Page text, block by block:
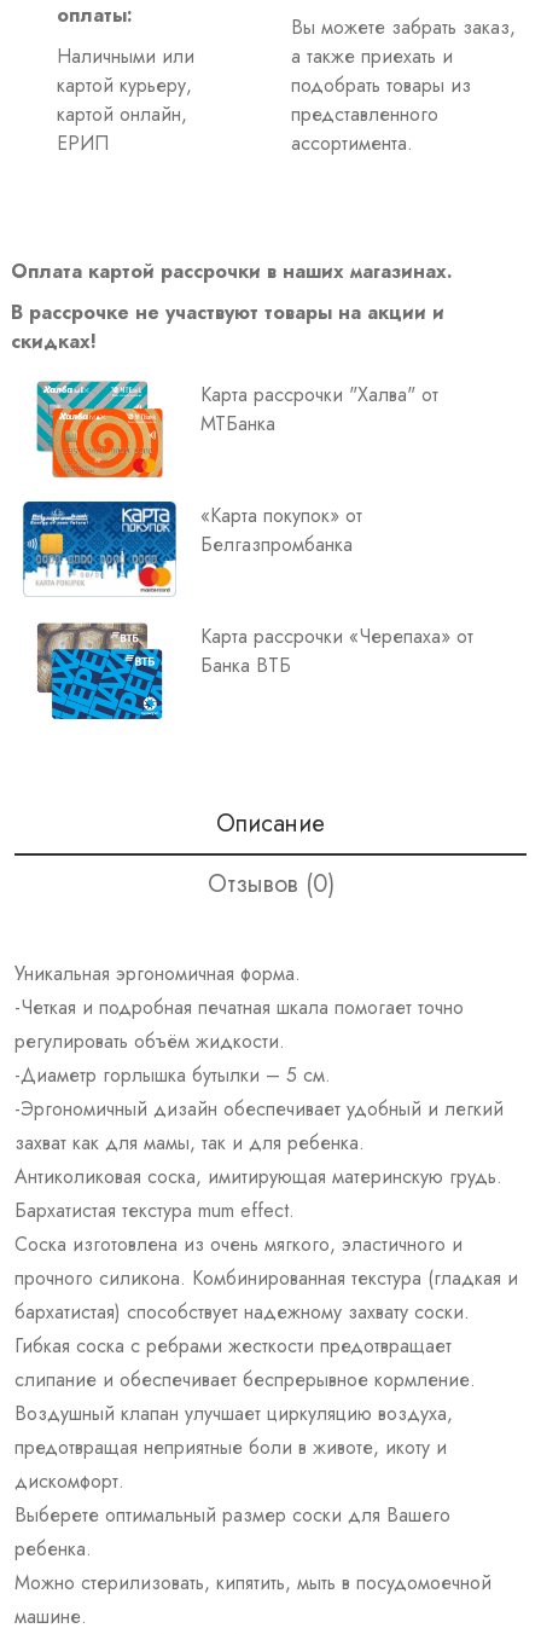
оплаты:
Наличными или
картой курьеру,
картой онлайн,
ЕРИП
Вы можете забрать заказ,
а также приехать и
подобрать товары из
представленного
ассортимента.
Оплата картой рассрочки в наших магазинах.
В рассрочке не участвуют товары на акции и
скидках!
Карта рассрочки "Халва" от
МТБанка
«Карта покупок» от
Белгазпромбанка
Карта рассрочки «Черепаха» от
Банка ВТБ
Описание
Отзывов (0)
Уникальная эргономичная форма.
-Четкая и подробная печатная шкала помогает точно
регулировать объём жидкости.
-Диаметр горлышка бутылки – 5 см.
-Эргономичный дизайн обеспечивает удобный и легкий
захват как для мамы, так и для ребенка.
Антиколиковая соска, имитирующая материнскую грудь.
Бархатистая текстура mum effect.
Соска изготовлена из очень мягкого, эластичного и
прочного силикона. Комбинированная текстура (гладкая и
бархатистая) способствует надежному захвату соски.
Гибкая соска с ребрами жесткости предотвращает
слипание и обеспечивает беспрерывное кормление.
Воздушный клапан улучшает циркуляцию воздуха,
предотвращая неприятные боли в животе, икоту и
дискомфорт.
Выберете оптимальный размер соски для Вашего
ребенка.
Можно стерилизовать, кипятить, мыть в посудомоечной
машине.